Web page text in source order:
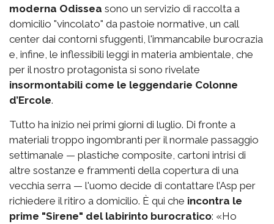
moderna Odissea sono un servizio di raccolta a
domicilio "vincolato" da pastoie normative, un call
center dai contorni sfuggenti, l'immancabile burocrazia
e, infine, le inflessibili leggi in materia ambientale, che
per il nostro protagonista si sono rivelate
insormontabili come le leggendarie Colonne
d’Ercole.
Tutto ha inizio nei primi giorni di luglio. Di fronte a
materiali troppo ingombranti per il normale passaggio
settimanale — plastiche composite, cartoni intrisi di
altre sostanze e frammenti della copertura di una
vecchia serra — l'uomo decide di contattare l’Asp per
richiedere il ritiro a domicilio. È qui che incontra le
prime "Sirene" del labirinto burocratico: «Ho